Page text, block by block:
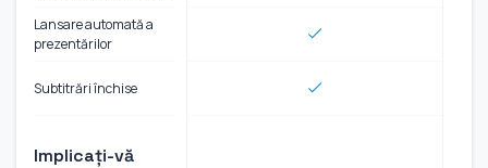
Lansare automată a
prezentărilor
Subtitrări închise
Implicați-vă